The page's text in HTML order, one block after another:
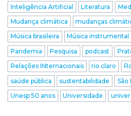
Inteligência Artificial
Literatura
Mudança climática
mudanças
Música brasileira
Música instrumental
Pandemia
Pesquisa podcast
Relações INternacionais
rio claro
saúde pública
sustentabilidade São
Unesp 50 anos
Universidade